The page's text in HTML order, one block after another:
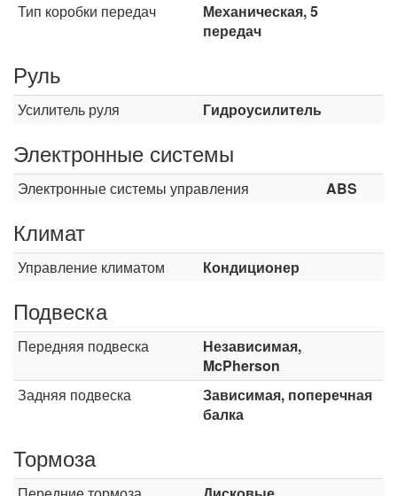
Тип коробки передач
Механическая, 5
передач
Руль
Усилитель руля Гидроусилитель
Электронные системы
Электронные системы управления ABS
Климат
Управление климатом Кондиционер
Подвеска
Передняя подвеска
Независимая,
McPherson
Задняя подвеска
Зависимая, поперечная
балка
Тормоза